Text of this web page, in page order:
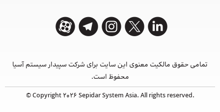
تمامی حقوق مالکیت معنوی این ‌سایت برای شرکت سپیدار سیستم آسیا
محفوظ است.
© Copyright 2026 Sepidar System Asia. All rights reserved.